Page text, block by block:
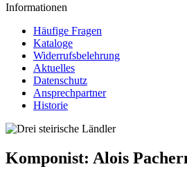
Informationen
Häufige Fragen
Kataloge
Widerrufsbelehrung
Aktuelles
Datenschutz
Ansprechpartner
Historie
Komponist: Alois